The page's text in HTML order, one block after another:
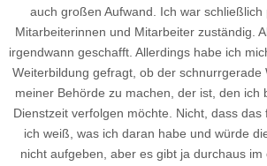
auch großen Aufwand. Ich war
Mitarbeiterinnen und Mitarbeiter zuständig.
irgendwann geschafft. Allerdings habe ich
Weiterbildung gefragt, ob der schnurrgerade
meiner Behörde zu machen, der ist, den ich
Dienstzeit verfolgen möchte. Nicht, dass
ich weiß, was ich daran habe und würde
nicht aufgeben, aber es gibt ja durchaus im